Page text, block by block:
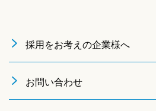
採用をお考えの企業様へ
お問い合わせ